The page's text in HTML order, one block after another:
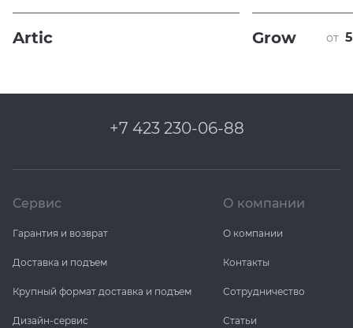
Artic Grow от
+7 423 230-06-88
Сервис
Гарантия и возврат
Доставка и подъем
Крупный формат доставка и подъем
Дизайн-сервис
О компании
О компании
Контакты
Сотрудничество
Статьи